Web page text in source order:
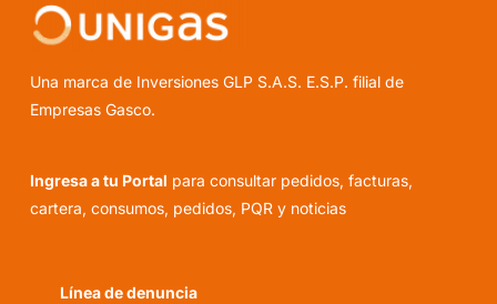
Una marca de Inversiones GLP S.A.S. E.S.P. filial de
Empresas Gasco.
Ingresa a tu Portal para consultar pedidos, facturas,
cartera, consumos, pedidos, PQR y noticias
Línea de denuncia